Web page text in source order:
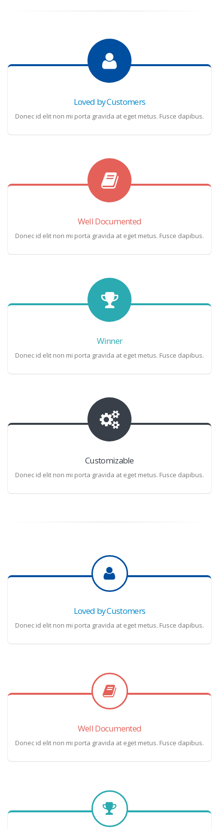
Loved by Customers
Donec id elit non mi porta gravida at eget metus. Fusce dapibus.
Well Documented
Donec id elit non mi porta gravida at eget metus. Fusce dapibus.
Winner
Donec id elit non mi porta gravida at eget metus. Fusce dapibus.
Customizable
Donec id elit non mi porta gravida at eget metus. Fusce dapibus.
Loved by Customers
Donec id elit non mi porta gravida at eget metus. Fusce dapibus.
Well Documented
Donec id elit non mi porta gravida at eget metus. Fusce dapibus.